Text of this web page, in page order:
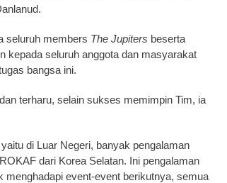
seluruh members The Jupiters beserta
kepada seluruh anggota dan masyarakat
bangsa ini.
terharu, selain sukses memimpin Tim, ia
di Luar Negeri, banyak pengalaman
ROKAF dari Korea Selatan. Ini pengalaman
menghadapi event-event berikutnya, semua